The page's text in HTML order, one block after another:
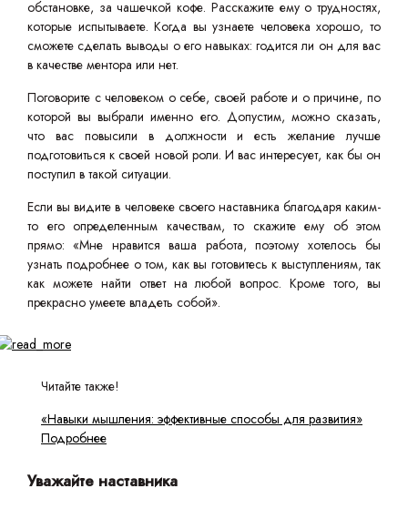
обстановке, за чашечкой кофе. Расскажите ему о трудностях,
которые испытываете. Когда вы узнаете человека хорошо, то
сможете сделать выводы о его навыках: годится ли он для вас
в качестве ментора или нет.
Поговорите с человеком о себе, своей работе и о причине, по
которой вы выбрали именно его. Допустим, можно сказать,
что вас повысили в должности и есть желание лучше
подготовиться к своей новой роли. И вас интересует, как бы он
поступил в такой ситуации.
Если вы видите в человеке своего наставника благодаря каким-
то его определенным качествам, то скажите ему об этом
прямо: «Мне нравится ваша работа, поэтому хотелось бы
узнать подробнее о том, как вы готовитесь к выступлениям, так
как можете найти ответ на любой вопрос. Кроме того, вы
прекрасно умеете владеть собой».
Читайте также!
«Навыки мышления: эффективные способы для развития»
Подробнее
Уважайте наставника